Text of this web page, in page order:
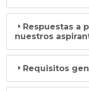
Respuestas a
nuestros
Requisitos